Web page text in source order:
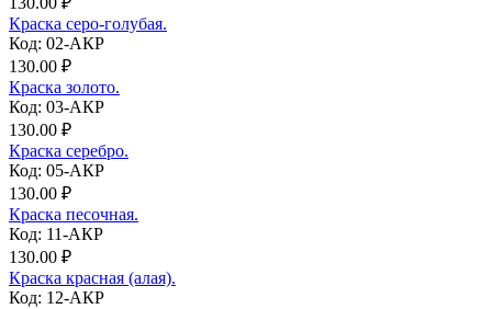
Краска серо-голубая.
Код: 02-АКР
130.00 ₽
Краска золото.
Код: 03-АКР
130.00 ₽
Краска серебро.
Код: 05-АКР
130.00 ₽
Краска песочная.
Код: 11-АКР
130.00 ₽
Краска красная (алая).
Код: 12-АКР